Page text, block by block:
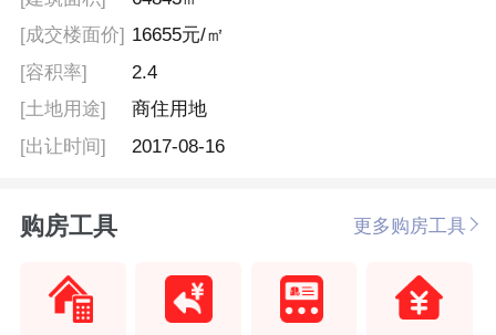
[成交楼面价] 16655元/㎡
[容积率]
2.4
[土地用途]
商住用地
[出让时间]
2017-08-16
购房工具 更多购房工具